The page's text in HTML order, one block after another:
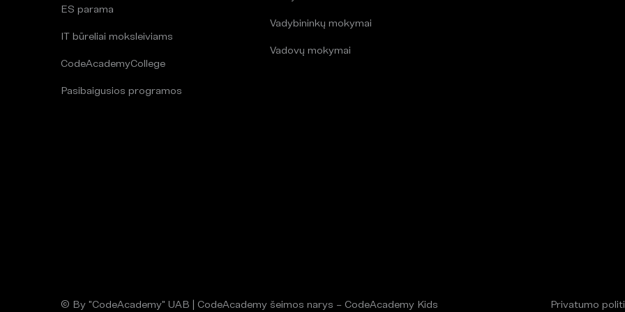
ES parama
IT būreliai moksleiviams
CodeAcademyCollege
Pasibaigusios programos
Vadybininkų mokymai
Vadovų mokymai
Privatumo
© By "CodeAcademy" UAB | CodeAcademy šeimos narys – CodeAcademy Kids